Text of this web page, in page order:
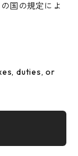
国の規定によ
duties, or